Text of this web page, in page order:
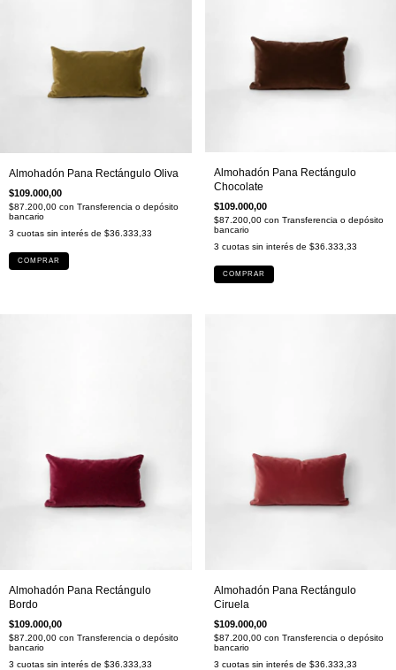
Almohadón Pana Rectángulo Oliva
$109.000,00
$87.200,00 con Transferencia o depósito
bancario
3 cuotas sin interés de $36.333,33
COMPRAR
Almohadón Pana Rectángulo
Chocolate
$109.000,00
$87.200,00 con Transferencia o depósito
bancario
3 cuotas sin interés de $36.333,33
COMPRAR
Almohadón Pana Rectángulo
Bordo
$109.000,00
$87.200,00 con Transferencia o depósito
bancario
3 cuotas sin interés de $36.333,33
Almohadón Pana Rectángulo
Ciruela
$109.000,00
$87.200,00 con Transferencia o depósito
bancario
3 cuotas sin interés de $36.333,33